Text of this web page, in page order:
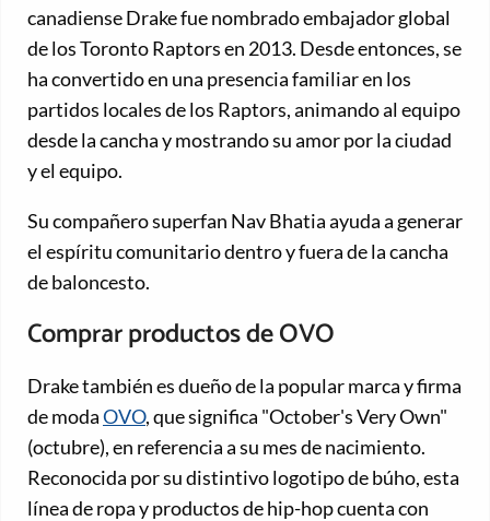
canadiense Drake fue nombrado embajador global
de los Toronto Raptors en 2013. Desde entonces, se
ha convertido en una presencia familiar en los
partidos locales de los Raptors, animando al equipo
desde la cancha y mostrando su amor por la ciudad
y el equipo.
Su compañero superfan Nav Bhatia ayuda a generar
el espíritu comunitario dentro y fuera de la cancha
de baloncesto.
Comprar productos de OVO
Drake también es dueño de la popular marca y firma
de modaOVO, que significa "October's Very Own"
(octubre), en referencia a su mes de nacimiento.
Reconocida por su distintivo logotipo de búho, esta
línea de ropa y productos de hip-hop cuenta con